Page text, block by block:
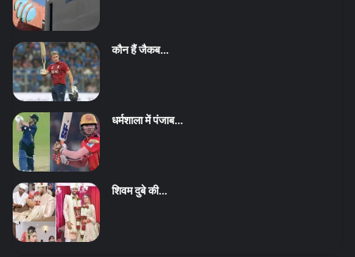
कौन हैं जैकब…
धर्मशाला में पंजाब…
शिवम दुबे की…